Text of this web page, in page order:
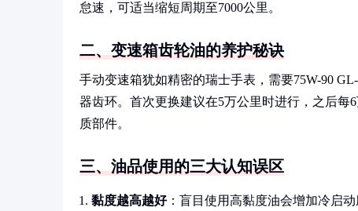
怠速，可适当缩短周期至7000公里。
二、变速箱齿轮油的养护秘诀
手动变速箱犹如精密的瑞士手表，需要75W-90
器齿环。首次更换建议在5万公里时进行，之后每
质部件。
三、油品使用的三大认知误区
黏度越高越好：盲目使用高黏度油会增加冷启动